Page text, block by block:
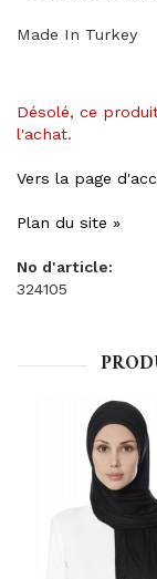
Made In Turkey
Désolé, ce
l'achat.
Vers la page
Plan du site »
No d'article:
324105